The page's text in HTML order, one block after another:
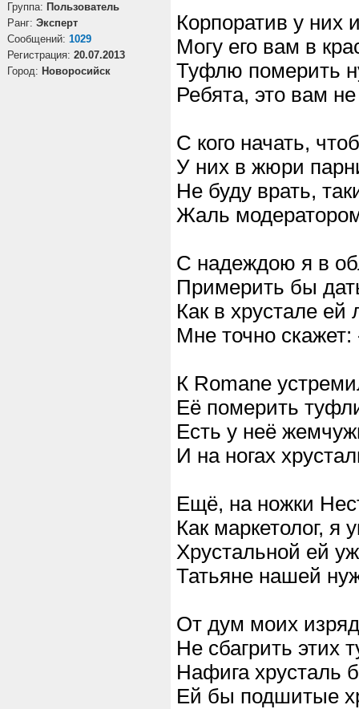
Группа: Пользователь
Ранг: Эксперт
Cообщений: 1029
Регистрация: 20.07.2013
Город: Новоросийск
Корпоратив у них
Могу его вам в
Туфлю померить
Ребята, это вам
С кого начать,
У них в жюри
Не буду врать,
Жаль
С надеждою я в
Примерить бы
Как в хрустале ей
Мне точно
К Romane
Её померить
Есть у неё
И на ногах
Ещё, на ножки
Как маркетолог, я
Хрустальной ей
Татьяне нашей
От дум моих
Не сбагрить этих
Нафига хрусталь
Ей бы подшитые